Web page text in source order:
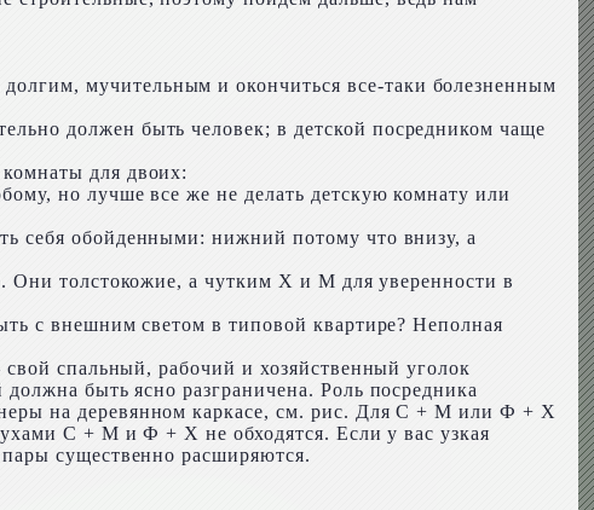
мучительным и окончиться все-таки болезненным
должен быть человек; в детской посредником чаще
для двоих:
но лучше все же не делать детскую комнату или
себя обойденными: нижний потому что внизу, а
Они толстокожие, а чутким Х и М для уверенности в
с внешним светом в типовой квартире? Неполная
спальный, рабочий и хозяйственный уголок
быть ясно разграничена. Роль посредника
на деревянном каркасе, см. рис. Для С + М или Ф + Х
С + М и Ф + Х не обходятся. Если у вас узкая
существенно расширяются.